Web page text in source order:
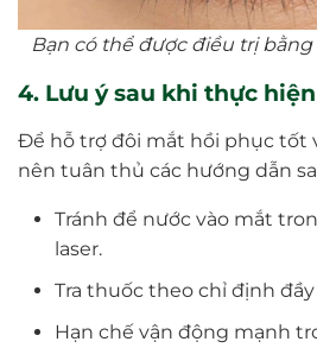
Bạn có thể được điều trị bằng
4. Lưu ý sau khi thực
Để hỗ trợ đôi mắt hồi phục tốt
nên tuân thủ các hướng dẫn
Tránh để nước vào mắt
laser.
Tra thuốc theo chỉ định
Hạn chế vận động mạnh